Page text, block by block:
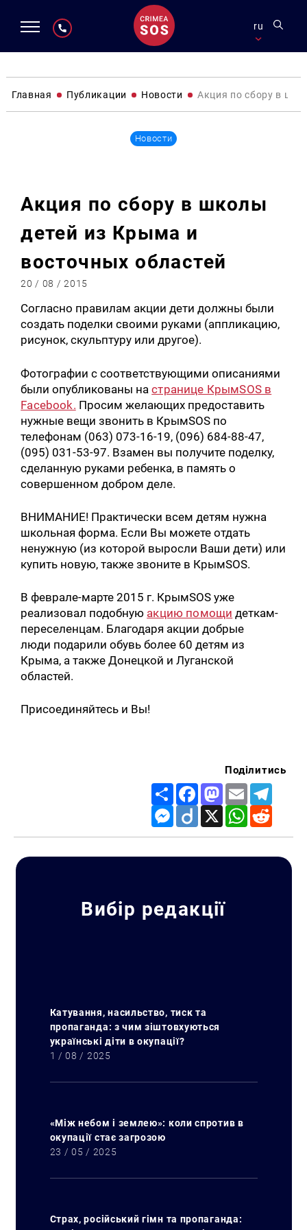
ru
Главная Публикации Новости Акция по сбору в
Новости
Акция по сбору в школы
детей из Крыма и
восточных областей
20 / 08 / 2015
Согласно правилам акции дети должны были
создать поделки своими руками (аппликацию,
рисунок, скульптуру или другое).
Фотографии с соответствующими описаниями
были опубликованы настранице КрымSOS в
Facebook. Просим желающих предоставить
нужные вещи звонить в КрымSOS по
телефонам (063) 073-16-19, (096) 684-88-47,
(095) 031-53-97. Взамен вы получите поделку,
сделанную руками ребенка, в память о
совершенном добром деле.
ВНИМАНИЕ! Практически всем детям нужна
школьная форма. Если Вы можете отдать
ненужную (из которой выросли Ваши дети) или
купить новую, также звоните в КрымSOS.
В феврале-марте 2015 г. КрымSOS уже
реализовал подобную акцию помощи деткам-
переселенцам. Благодаря акции добрые
люди подарили обувь более 60 детям из
Крыма, а также Донецкой и Луганской
областей.
Присоединяйтесь и Вы!
Поділитись
Share FacebookMastodon
Email
Messenger
Diigo X WhatsApp
Вибір редакції
Катування, насильство, тиск та
пропаганда: з чим зіштовхуються
українські діти в окупації?
1 / 08 / 2025
«Між небом і землею»: коли спротив в
окупації стає загрозою
23 / 05 / 2025
Страх, російський гімн та пропаганда: